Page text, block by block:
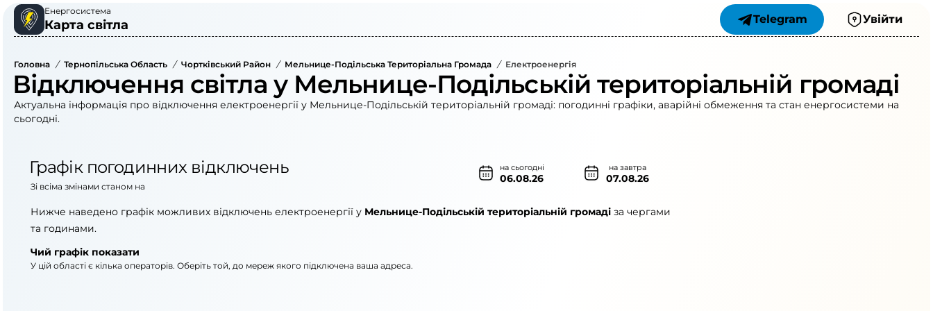
Енергосистема
Карта світла Telegram Увійти
Головна / Тернопільська Область / Чортківський Район / Мельнице-Подільська Територіальна Громада / Електроенергія
Відключення світла у Мельнице-Подільській територіальній громаді
Актуальна інформація про відключення електроенергії у Мельнице-Подільській територіальній громаді: погодинні графіки, аварійні обмеження та стан енергосистеми на
сьогодні.
Графік погодинних відключень на сьогодні
06.08.26
на завтра
07.08.26
Зі всіма змінами станом на
Нижче наведено графік можливих відключень електроенергії у Мельнице-Подільській територіальній громаді за чергами
та годинами.
Чий графік показати
У цій області є кілька операторів. Оберіть той, до мереж якого підключена ваша адреса.